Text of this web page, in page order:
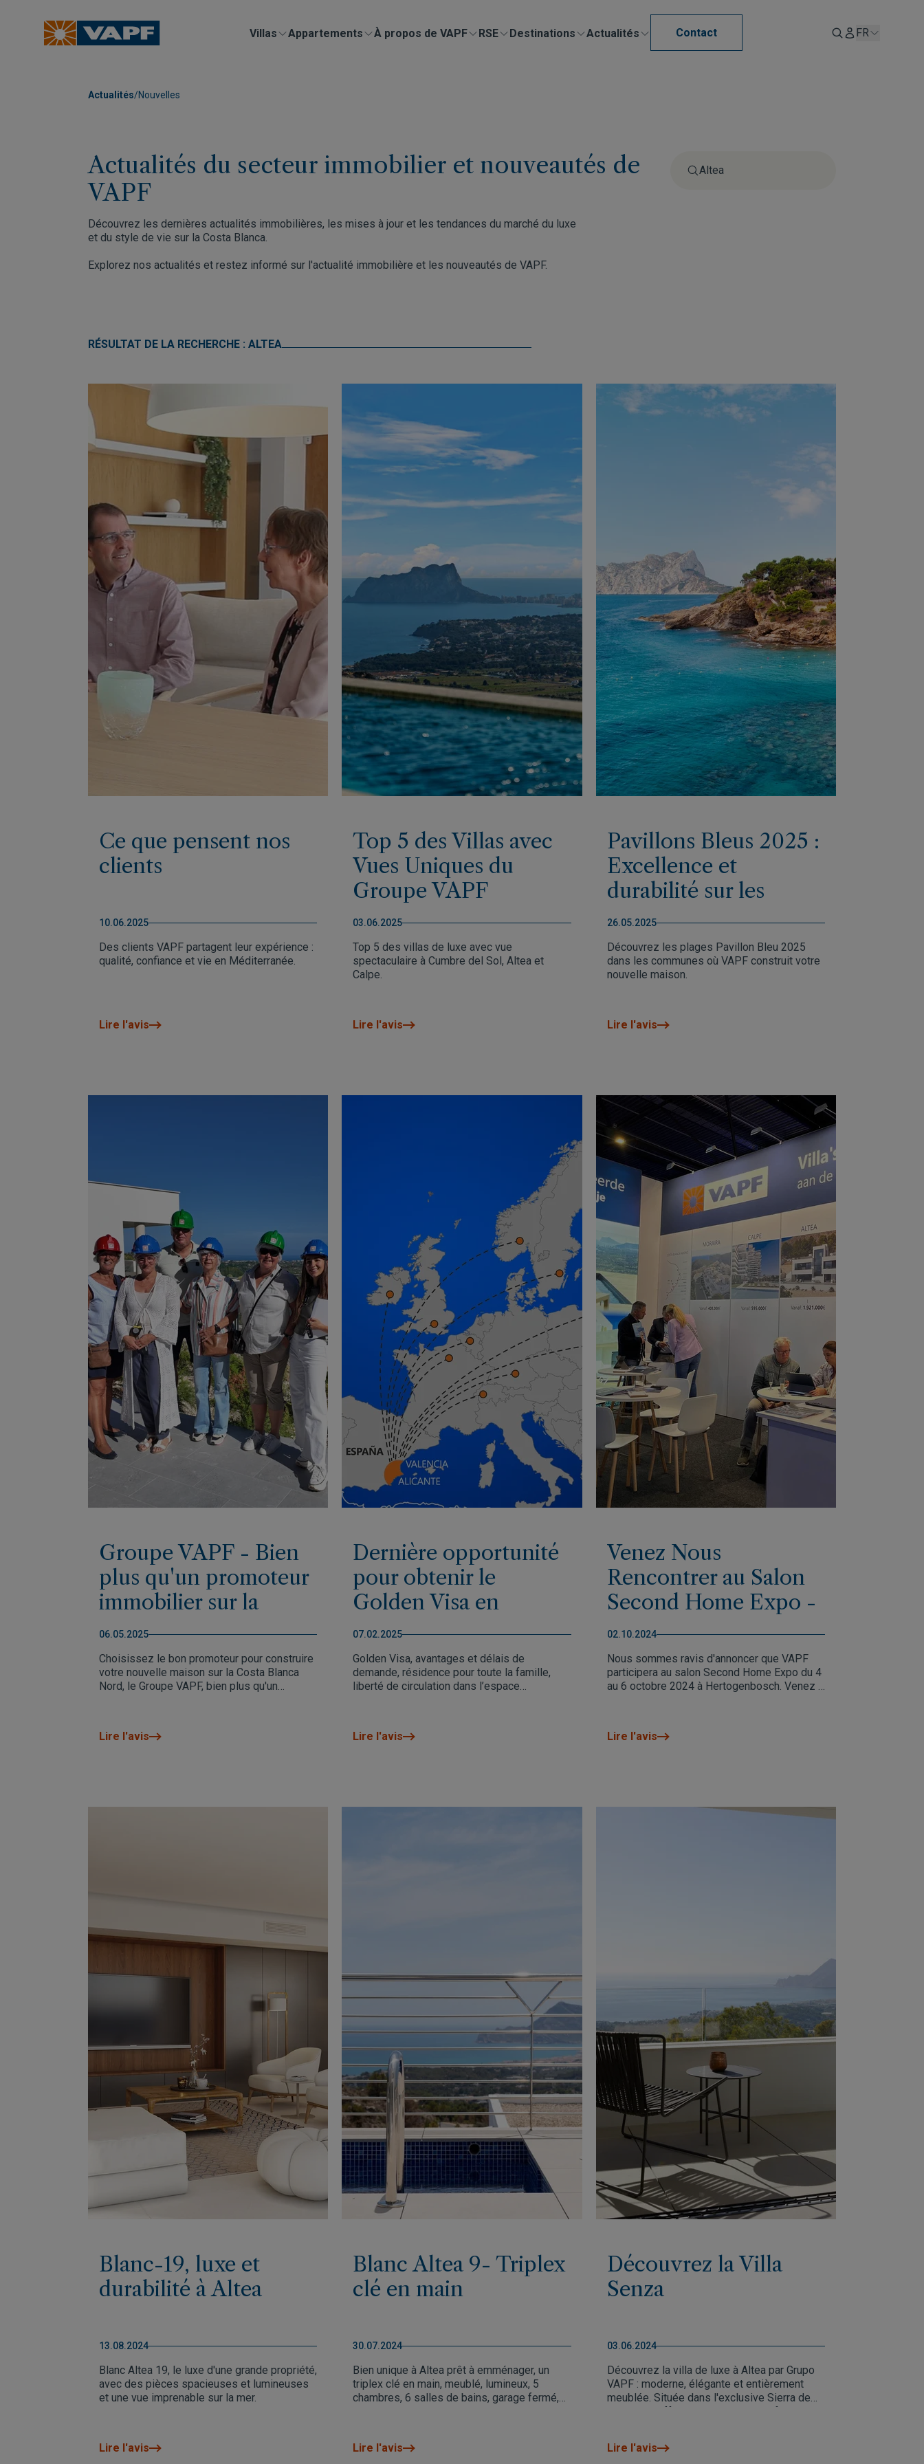
Villas Appartements À propos de VAPF RSE Destinations Actualités Contact FR
Actualités/Nouvelles
Actualités du secteur immobilier et nouveautés de
VAPF
Découvrez les dernières actualités immobilières, les mises à jour et les tendances du marché du luxe
et du style de vie sur la Costa Blanca.
Explorez nos actualités et restez informé sur l'actualité immobilière et les nouveautés de VAPF.
RÉSULTAT DE LA RECHERCHE : ALTEA
Ce que pensent nos
clients
10.06.2025
Des clients VAPF partagent leur expérience :
qualité, confiance et vie en Méditerranée.
Lire l'avis
Top 5 des Villas avec
Vues Uniques du
Groupe VAPF
03.06.2025
Top 5 des villas de luxe avec vue
spectaculaire à Cumbre del Sol, Altea et
Calpe.
Lire l'avis
Pavillons Bleus 2025 :
Excellence et
durabilité sur les
plages de la Marina
Alta
26.05.2025
Découvrez les plages Pavillon Bleu 2025
dans les communes où VAPF construit votre
nouvelle maison.
Lire l'avis
Groupe VAPF - Bien
plus qu'un promoteur
immobilier sur la
Costa Blanca Nord
06.05.2025
Choisissez le bon promoteur pour construire
votre nouvelle maison sur la Costa Blanca
Nord, le Groupe VAPF, bien plus qu'un
Lire l'avis
Dernière opportunité
pour obtenir le
Golden Visa en
Espagne
07.02.2025
Golden Visa, avantages et délais de
demande, résidence pour toute la famille,
liberté de circulation dans l’espace
Lire l'avis
Venez Nous
Rencontrer au Salon
Second Home Expo -
Octobre 2024
02.10.2024
Nous sommes ravis d'annoncer que VAPF
participera au salon Second Home Expo du 4
au 6 octobre 2024 à Hertogenbosch. Venez à
plus prestigieux de la Costa Blanca Nord.
maison de vos rêves !
Lire l'avis
Blanc-19, luxe et
durabilité à Altea
13.08.2024
Blanc Altea 19, le luxe d'une grande propriété,
avec des pièces spacieuses et lumineuses
et une vue imprenable sur la mer.
Lire l'avis
Blanc Altea 9- Triplex
clé en main
30.07.2024
Bien unique à Altea prêt à emménager, un
triplex clé en main, meublé, lumineux, 5
chambres, 6 salles de bains, garage fermé,
Lire l'avis
Découvrez la Villa
Senza
03.06.2024
Découvrez la villa de luxe à Altea par Grupo
VAPF : moderne, élégante et entièrement
meublée. Située dans l'exclusive Sierra de
Altea, elle offre sophistication, confort et une
Lire l'avis